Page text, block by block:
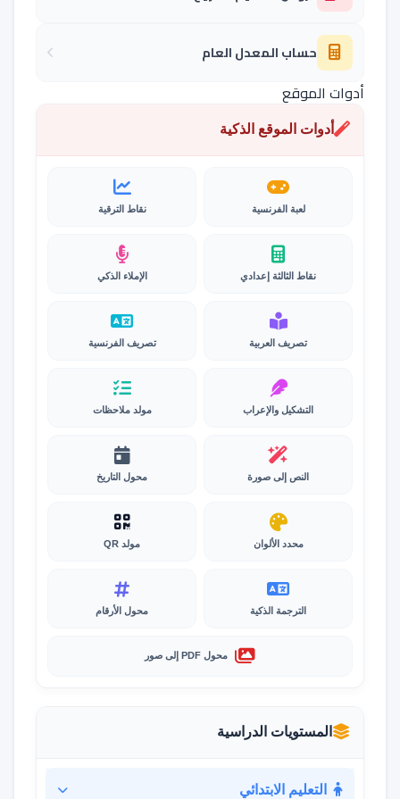
حساب المعدل العام
أدوات الموقع
أدوات الموقع الذكية
لعبة الفرنسية نقاط الترقية
نقاط الثالثة إعدادي الإملاء الذكي
تصريف العربية تصريف الفرنسية
التشكيل والإعراب مولد ملاحظات
النص إلى صورة محول التاريخ
محدد الألوان مولد QR
الترجمة الذكية محول الأرقام
محول PDF إلى صور
المستويات الدراسية
التعليم الابتدائي